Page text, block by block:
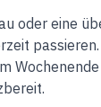
oder eine